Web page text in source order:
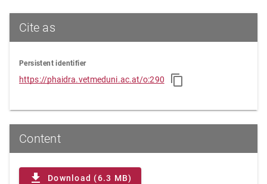
Cite as
Persistent identifier
https://phaidra.vetmeduni.ac.at/o:290
Content
Download (6.3 MB)